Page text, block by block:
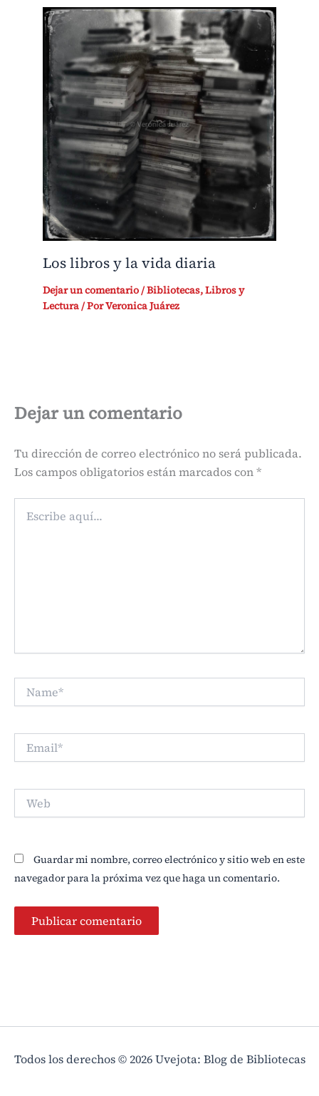
Los libros y la vida diaria
Dejar un comentario/Bibliotecas,Libros y
Lectura/ PorVeronica Juárez
Dejar un comentario
Tu dirección de correo electrónico no será publicada.
Los campos obligatorios están marcados con*
aquí...
Guardar mi nombre, correo electrónico y sitio web en este
navegador para la próxima vez que haga un comentario.
Todos los derechos © 2026 Uvejota: Blog de Bibliotecas